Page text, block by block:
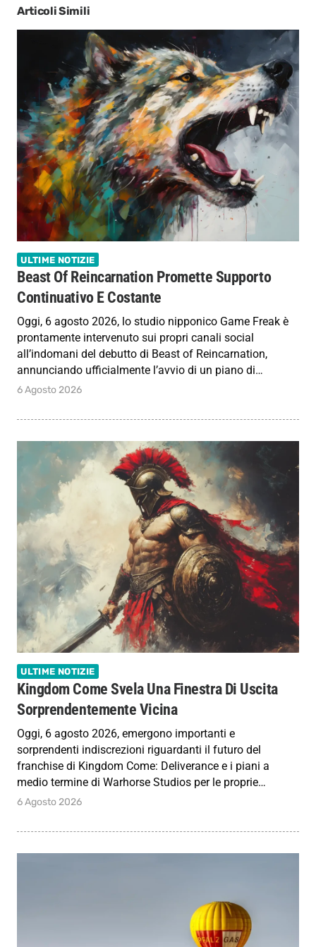
Articoli Simili
ULTIME NOTIZIE
Beast Of Reincarnation Promette Supporto
Continuativo E Costante
Oggi, 6 agosto 2026, lo studio nipponico Game Freak è
prontamente intervenuto sui propri canali social
all’indomani del debutto di Beast of Reincarnation,
annunciando ufficialmente l’avvio di un piano di…
6 Agosto 2026
ULTIME NOTIZIE
Kingdom Come Svela Una Finestra Di Uscita
Sorprendentemente Vicina
Oggi, 6 agosto 2026, emergono importanti e
sorprendenti indiscrezioni riguardanti il futuro del
franchise di Kingdom Come: Deliverance e i piani a
medio termine di Warhorse Studios per le proprie…
6 Agosto 2026